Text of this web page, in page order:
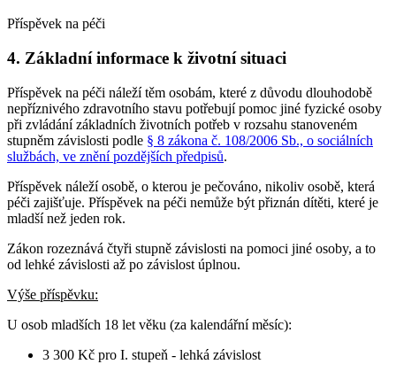
Příspěvek na péči
4. Základní informace k životní situaci
Příspěvek na péči náleží těm osobám, které z důvodu dlouhodobě
nepříznivého zdravotního stavu potřebují pomoc jiné fyzické osoby
při zvládání základních životních potřeb v rozsahu stanoveném
stupněm závislosti podle § 8 zákona č. 108/2006 Sb., o sociálních
službách, ve znění pozdějších předpisů.
Příspěvek náleží osobě, o kterou je pečováno, nikoliv osobě, která
péči zajišťuje. Příspěvek na péči nemůže být přiznán dítěti, které je
mladší než jeden rok.
Zákon rozeznává čtyři stupně závislosti na pomoci jiné osoby, a to
od lehké závislosti až po závislost úplnou.
Výše příspěvku:
U osob mladších 18 let věku (za kalendářní měsíc):
3 300 Kč pro I. stupeň - lehká závislost